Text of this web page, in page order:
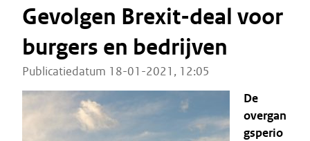
Gevolgen Brexit-deal voor
burgers en bedrijven
Publicatiedatum 18-01-2021, 12:05
De
overgan
gsperio